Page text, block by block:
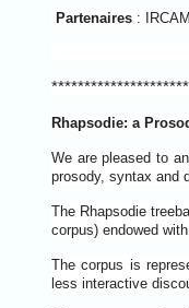
Partenaires :
Rhapsodie: a
We are pleased to
prosody, syntax and
The Rhapsodie
corpus) endowed
The corpus is
less interactive